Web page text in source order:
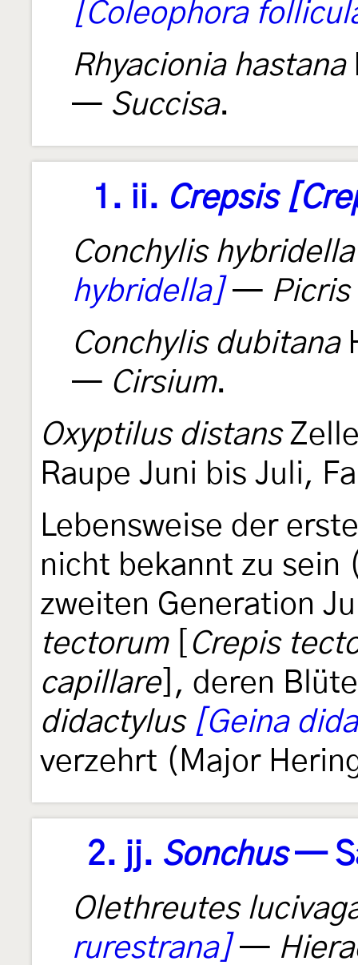
[Coleophora
Rhyacionia hastana
— Succisa.
1. ii. Crepsis
Conchylis hybridella
hybridella]— Picris
Conchylis dubitana
— Cirsium.
Oxyptilus distans
Raupe Juni bis Juli,
Lebensweise der
nicht bekannt zu sein
zweiten Generation
tectorum[
Crepis
capillare], deren
didactylus [Geina
verzehrt (Major
2. jj. Sonchus—
Olethreutes
rurestrana]—